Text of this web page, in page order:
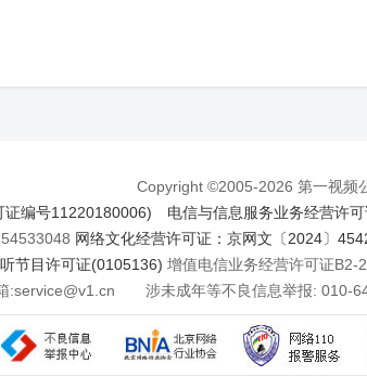
Copyright ©2005-2026 第一视频
证编号11220180006)
电信与信息服务业务经营许
网络文化经营许可证：京网文〔2024〕
节目许可证(0105136) 增值电信业务经营许可证B2-
:service@v1.cn 涉未成年等不良信息举报: